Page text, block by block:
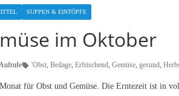
SUPPEN & EINTÖPFE
im Oktober
'Obst, Beilage, Erfrischend, Gemüse, gesund,
für Obst und Gemüse. Die Erntezeit ist in